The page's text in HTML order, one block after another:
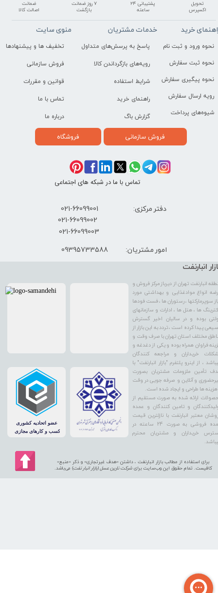
انبارنفت
انبارنفت تهران از دیرباز مرکز فروش و
انواع موادغذایی و بهداشتی مورد
سوپرمارکتها ، رستوران ها ، فست فودها
ها ، هتل ها ، ادارات و سازمانهای
بوده و در سالیان اخیر گسترش
پیدا کرده است ، تردد به این بازار از
مختلف استان تهران با صرف وقت و
فراوان همراه بوده و یکی از دغدغه و
خریداران و مراجعه کنندگان
، از اینرو پلتفرم "بازار انبارنفت" با
تأمین ملزومات مشتریان بصورت
و آنلاین و صرفه جویی در وقت
ها طراحی و ایجاد شده است.
ارائه شده به صورت مستقیم از
و تامین کنندگان و عمده
معتبر انبارنفت با نازلترین قیمت
عمده فروشی به صورت 24 ساعته در
خریداران و مشتریان محترم
برای استفاده از مطالب بازار انبارنفت ، داشتن «هدف غیرتجاری» و ذکر «منبع»
کافیست. تمام حقوق اين وب‌سايت برای شرکت نارین عسل (بازار انبار نفت) می‌باشد.
تحویل
اکسپرس
پشتیبانی ۲۴
ساعته
۷ روز ضمانت
بازگشت
ضمانت
اصالت کالا
خرید
نحوه ورود و ثبت نام
نحوه ثبت سفارش
نحوه پیگیری سفارش
رویه ارسال سفارش
شیوه‌های پرداخت
خدمات مشتریان
پاسخ به پرسش‌های متداول
رویه‌های بازگرداندن کالا
شرایط استفاده
راهنمای خرید
گزارش باگ
منوی سایت
تخفیف ها و پیشنهادها
فروش سازمانی
قوانین و مقررات
تماس با ما
درباره ما
فروش سازمانی فروشگاه
دفتر مرکزی: 66099001-021
امور مشتریان:
​021-66099002
تماس با ما در شبکه های اجتماعی